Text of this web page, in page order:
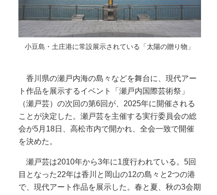
小豆島・土庄港に常設展示されている「太陽の贈り物」
香川県の瀬戸内海の島々などを舞台に、現代アー
ト作品を展示するイベント「瀬戸内国際芸術祭」
（瀬戸芸）の次回の第6回が、2025年に開催される
ことが決定した。瀬戸芸を主催する実行委員会の総
会が5月18日、高松市内で開かれ、全会一致で開催
を決めた。
瀬戸芸は2010年から3年に1度行われている。5回
目となった22年は香川と岡山の12の島々と2つの港
で、現代アート作品を展示した。春と夏、秋の3会期